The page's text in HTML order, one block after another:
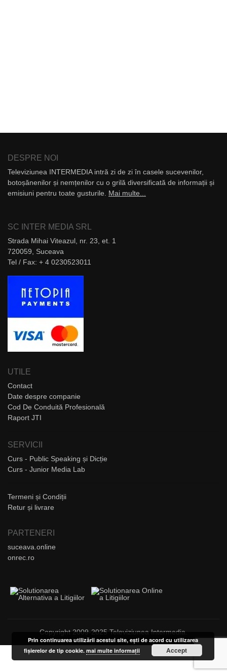
DESPRE NOI
Televiziunea INTERMEDIA intră zi de zi în casele sucevenilor,
botoșănenilor și nemțenilor cu o grilă diversificată de informații și
emisiuni pentru toate gusturile. Mai multe...
SC INTER MEDIA SRL
Strada Mihai Viteazul, nr. 23, et. 1
720059, Suceava
Tel / Fax: + 4 0230523011
UTILE
Contact
Date despre companie
Cod De Conduită Profesională
Raport JTI
SERVICII
Curs - Public Speaking și Dicție
Curs - Junior Media Lab
Termeni și Condiții
Retur și livrare
PARTENERI
suceava.online
onrec.ro
Copyright 2009-2025 Televiziunea Intermedia.
Prin continuarea utilizării acestui site, ești de acord cu utilizarea
fișierelor de tip cookie. mai multe informații Accept